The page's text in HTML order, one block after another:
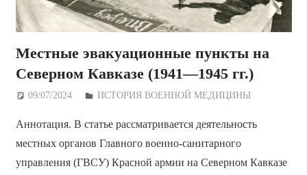
Местные эвакуационные пункты на
Северном Кавказе (1941—1945 гг.)
09/07/2024 Дежурный по Редакции
ИСТОРИЯ ВОЕННОЙ МЕДИЦИНЫ
Аннотация. В статье рассматривается деятельность
местных органов Главного военно-санитарного
управления (ГВСУ) Красной армии на Северном Кавказе